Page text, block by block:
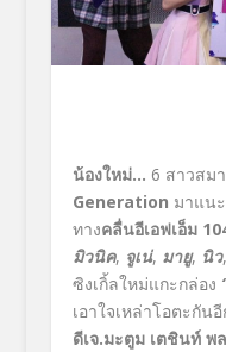
น้องใหม่… 6 สาวสม
Generation มาแน
ทางคลื่นอีเอฟเอ็ม
มิวนิค, จูเน่, มายู, นิว,
ซิงเกิ้ลใหม่แกะกล่อง
เอาใจเหล่าโอตะกั
ดีเจ.มะตูม เตชินท์ พ